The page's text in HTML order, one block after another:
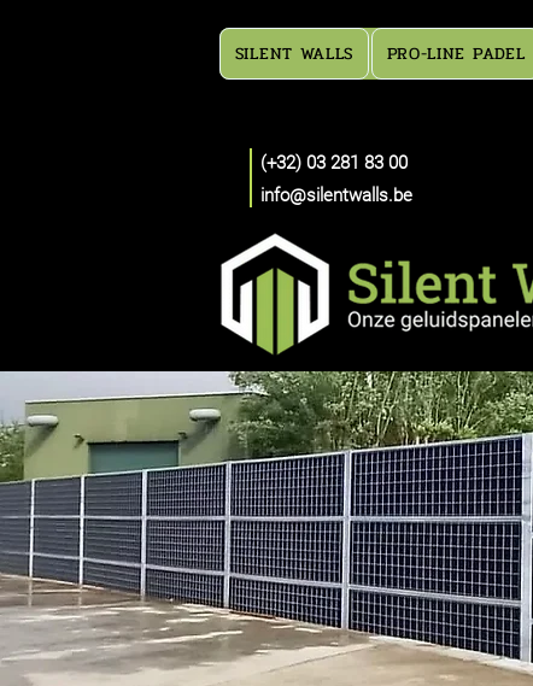
SILENT WALLS PRO-LINE PADEL
info@silentwalls.be
(+32) 03 281 83 00